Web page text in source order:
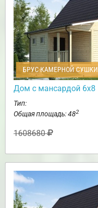
БРУС КАМЕРНОЙ СУШКИ
Дом с мансардой 6х8
Тип:
Общая площадь: 482
1608680